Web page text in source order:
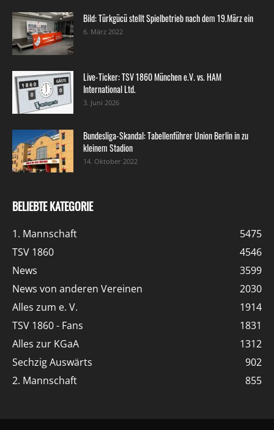
Bild: Türkgücü stellt Spielbetrieb nach dem 19.März ein
6. März 2022
Live-Ticker: TSV 1860 München e.V. vs. HAM
International Ltd.
3. Juni 2026
Bundesliga-Skandal: Tabellenführer Union Berlin in zu
kleinem Stadion
14. Oktober 2022
BELIEBTE KATEGORIE
1. Mannschaft
5475
TSV 1860
4546
News
3599
News von anderen Vereinen
2030
Alles zum e. V.
1914
TSV 1860 - Fans
1831
Alles zur KGaA
1312
Sechzig Auswärts
902
2. Mannschaft
855